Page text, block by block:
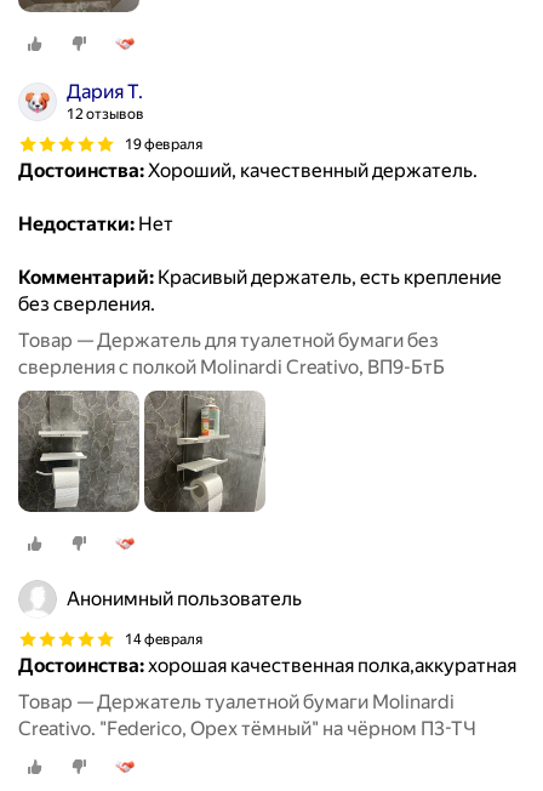
Дария Т.
12 отзывов
19 февраля
Достоинства:Хороший, качественный держатель.
Недостатки: Нет
Комментарий: Красивый держатель, есть крепление
без сверления.
Товар — Держатель для туалетной бумаги без
сверления с полкой Molinardi Creativo, ВП9-БтБ
Анонимный пользователь
14 февраля
Достоинства:хорошая качественная полка,аккуратная
Товар — Держатель туалетной бумаги Molinardi
Creativo. "Federico, Орех тёмный" на чёрном П3-ТЧ